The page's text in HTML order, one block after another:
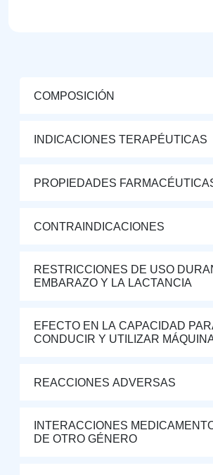
COMPOSICIÓN
INDICACIONES TERAPÉUTICAS
PROPIEDADES
CONTRAINDICACIONES
RESTRICCIONES DE USO
EMBARAZO Y LA LACTANCIA
EFECTO EN LA CAPACIDAD
CONDUCIR Y UTILIZAR
REACCIONES ADVERSAS
INTERACCIONES
DE OTRO GÉNERO